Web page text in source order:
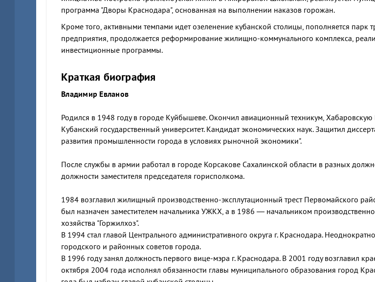
программа "Дворы Краснодара", основанная на выполнении наказов горожан.
Кроме того, активными темпами идет озеленение кубанской столицы, пополняется парк
предприятия, продолжается реформирование жилищно-коммунального комплекса,
инвестиционные программы.
Краткая биография
Владимир Евланов
Родился в 1948 году в городе Куйбышеве. Окончил авиационный техникум,
Кубанский государственный университет. Кандидат экономических наук. Защитил
развития промышленности города в условиях рыночной экономики".
После службы в армии работал в городе Корсакове Сахалинской области в разных
должности заместителя председателя горисполкома.
1984 возглавил жилищный производственно-эксплутационный трест Первомайского
был назначен заместителем начальника УЖКХ, а в 1986 — начальником
хозяйства "Горжилхоз".
В 1994 стал главой Центрального административного округа г. Краснодара.
городского и районных советов города.
В 1996 году занял должность первого вице-мэра г. Краснодара. В 2001 году возглавил
октября 2004 года исполнял обязанности главы муниципального образования город